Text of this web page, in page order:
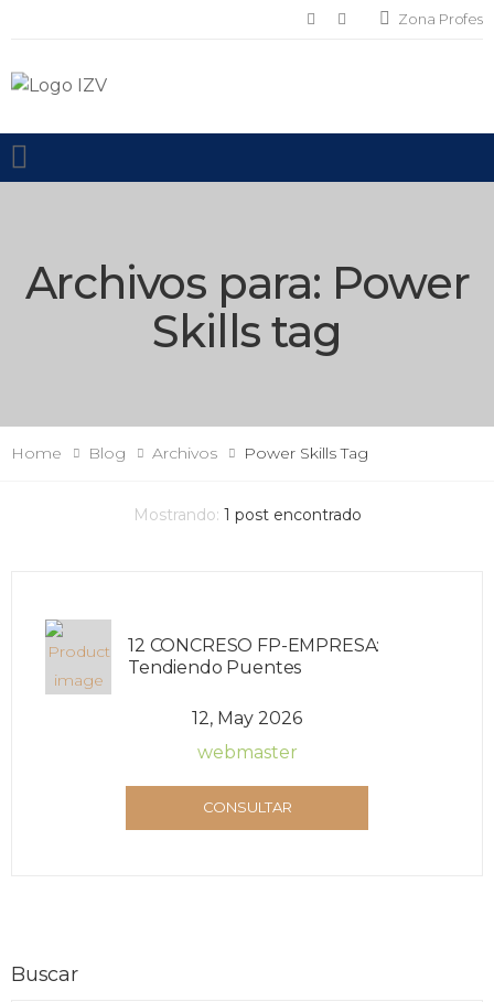
Zona Profes
Toggle mobile menu
Archivos para: Power
Skills tag
Home Blog Archivos Power SkillsTag
Mostrando: 1 post encontrado
12 CONCRESO FP-EMPRESA:
Tendiendo Puentes
12, May 2026
webmaster
CONSULTAR
Buscar